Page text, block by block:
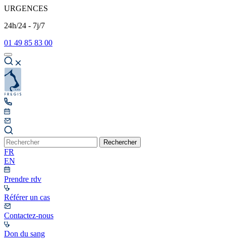
URGENCES
24h/24 - 7j/7
01 49 85 83 00
Rechercher
FR
EN
Prendre rdv
Référer un cas
Contactez-nous
Don du sang